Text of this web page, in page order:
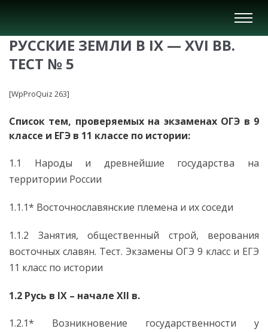
Вкл/
Выкл
РУССКИЕ ЗЕМЛИ В IX — XVI ВВ.
ТЕСТ № 5
[WpProQuiz 263]
Список тем, проверяемых на экзаменах ОГЭ в 9
классе и ЕГЭ в 11 классе по истории:
1.1 Народы и древнейшие государства на
территории России
1.1.1* Восточнославянские племена и их соседи
1.1.2 Занятия, общественный строй, верования
восточных славян. Тест. Экзамены ОГЭ 9 класс и ЕГЭ
11 класс по истории
1.2 Русь в IX – начале XII в.
1.2.1* Возникновение государственности у